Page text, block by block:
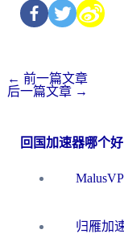
← 前一篇文章
后一篇文章 →
回国加速器哪个好